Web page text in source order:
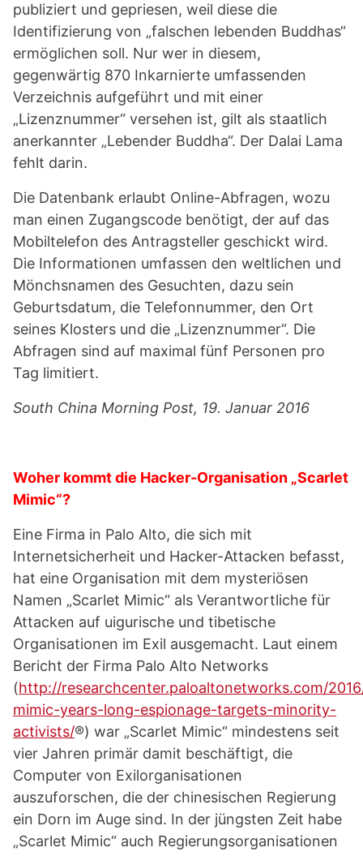
publiziert und gepriesen, weil diese die
Identifizierung von „falschen lebenden Buddhas“
ermöglichen soll. Nur wer in diesem,
gegenwärtig 870 Inkarnierte umfassenden
Verzeichnis aufgeführt und mit einer
„Lizenznummer“ versehen ist, gilt als staatlich
anerkannter „Lebender Buddha“. Der Dalai Lama
fehlt darin.
Die Datenbank erlaubt Online-Abfragen, wozu
man einen Zugangscode benötigt, der auf das
Mobiltelefon des Antragsteller geschickt wird.
Die Informationen umfassen den weltlichen und
Mönchsnamen des Gesuchten, dazu sein
Geburtsdatum, die Telefonnummer, den Ort
seines Klosters und die „Lizenznummer“. Die
Abfragen sind auf maximal fünf Personen pro
Tag limitiert.
South China Morning Post, 19. Januar 2016
Woher kommt die Hacker-Organisation „Scarlet
Mimic“?
Eine Firma in Palo Alto, die sich mit
Internetsicherheit und Hacker-Attacken befasst,
hat eine Organisation mit dem mysteriösen
Namen „Scarlet Mimic“ als Verantwortliche für
Attacken auf uigurische und tibetische
Organisationen im Exil ausgemacht. Laut einem
Bericht der Firma Palo Alto Networks
(http://researchcenter.paloaltonetworks.com/
mimic-years-long-espionage-targets-minority-
activists/®) war „Scarlet Mimic“ mindestens seit
vier Jahren primär damit beschäftigt, die
Computer von Exilorganisationen
auszuforschen, die der chinesischen Regierung
ein Dorn im Auge sind. In der jüngsten Zeit habe
„Scarlet Mimic“ auch Regierungsorganisationen